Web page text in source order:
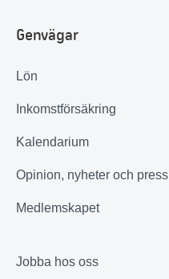
Genvägar
Lön
Inkomstförsäkring
Kalendarium
Opinion, nyheter och press
Medlemskapet
Jobba hos oss